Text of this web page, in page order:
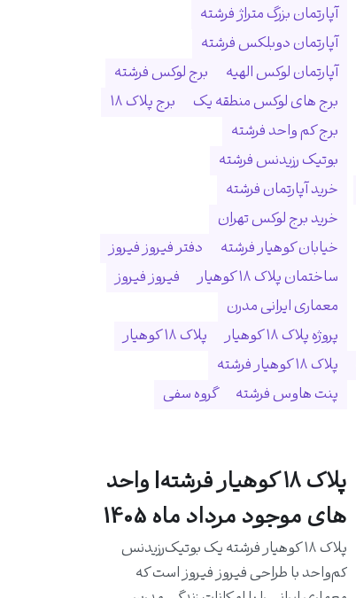
آپارتمان بزرگ متراژ فرشته
آپارتمان دوبلکس فرشته
آپارتمان لوکس الهیه
برج لوکس فرشته
برج های لوکس منطقه یک
برج پلاک ۱۸
برج کم واحد فرشته
بوتیک رزیدنس فرشته
خرید آپارتمان فرشته
خرید برج لوکس تهران
خیابان کوهیار فرشته
دفتر فیروز فیروز
ساختمان پلاک ۱۸ کوهیار
فیروز فیروز
معماری ایرانی مدرن
پروژه پلاک ۱۸ کوهیار
پلاک ۱۸ کوهیار
پلاک ۱۸ کوهیار فرشته
پنت هاوس فرشته
گروه سفی
پلاک ۱۸ کوهیار فرشته| واحد
های موجود مرداد ماه 1405
پلاک ۱۸ کوهیار فرشته یک بوتیک‌رزیدنس
کم‌واحد با طراحی فیروز فیروز است که